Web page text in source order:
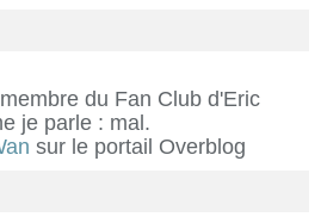
du Fan Club d'Eric
je parle : mal.
sur le portail Overblog